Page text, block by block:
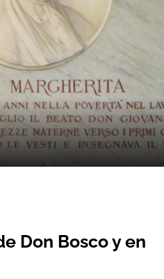
Don Bosco y en